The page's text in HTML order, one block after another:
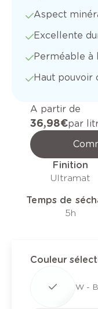
Aspect
Excellente
Perméable à
Haut pouvoir
A partir de
36,98 €par
Finition
Ultramat
Temps de
5h
Couleur
W -